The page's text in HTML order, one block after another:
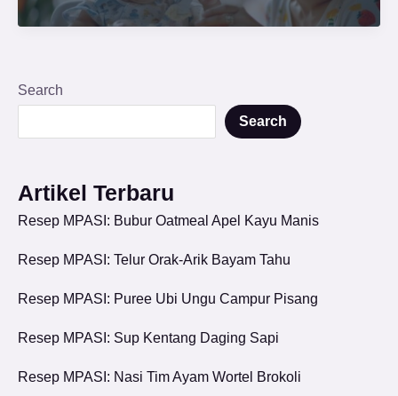
Search
Search
Artikel Terbaru
Resep MPASI: Bubur Oatmeal Apel Kayu Manis
Resep MPASI: Telur Orak-Arik Bayam Tahu
Resep MPASI: Puree Ubi Ungu Campur Pisang
Resep MPASI: Sup Kentang Daging Sapi
Resep MPASI: Nasi Tim Ayam Wortel Brokoli